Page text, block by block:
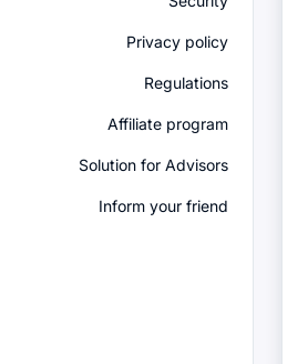
Privacy policy
Regulations
Affiliate program
Solution for Advisors
Inform your friend